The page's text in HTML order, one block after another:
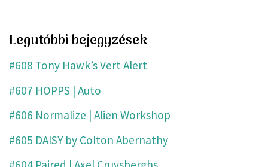
Legutóbbi bejegyzések
#608 Tony Hawk’s Vert Alert
#607 HOPPS | Auto
#606 Normalize | Alien Workshop
#605 DAISY by Colton Abernathy